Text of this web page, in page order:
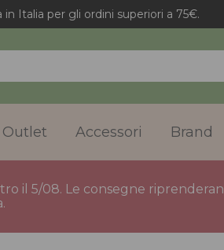
Italia per gli ordini superiori a 75€.
Outlet Accessori Brand
il 5/08. Le consegne